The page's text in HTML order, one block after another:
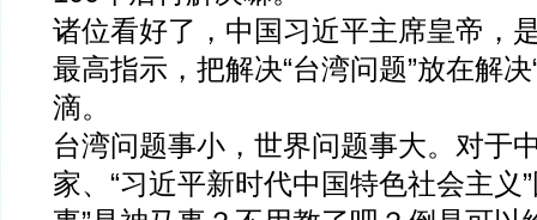
诸位看好了，中国习近平主席皇帝，
最高指示，把解决“台湾问题”放在解决
滴。
台湾问题事小，世界问题事大。对于
家、“习近平新时代中国特色社会主义